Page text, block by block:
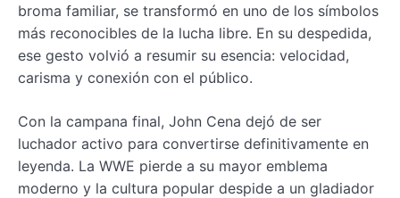
broma familiar, se transformó en uno de los símbolos
más reconocibles de la lucha libre. En su despedida,
ese gesto volvió a resumir su esencia: velocidad,
carisma y conexión con el público.
Con la campana final, John Cena dejó de ser
luchador activo para convertirse definitivamente en
leyenda. La WWE pierde a su mayor emblema
moderno y la cultura popular despide a un gladiador